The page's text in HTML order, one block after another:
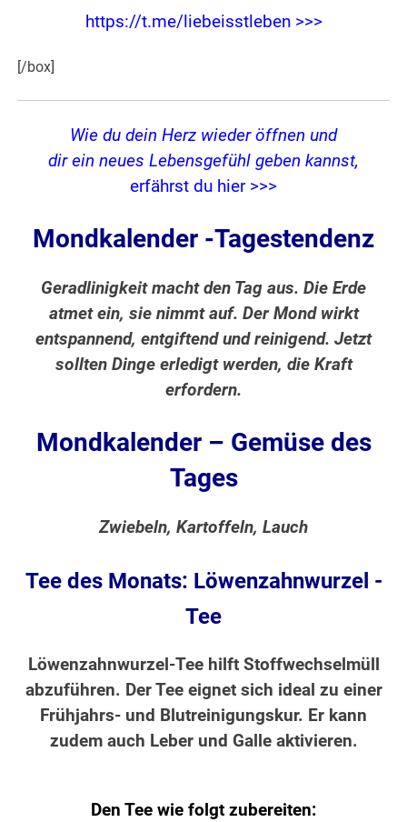
https://t.me/liebeisstleben >>>
[/box]
Wie du dein Herz wieder öffnen und
dir ein neues Lebensgefühl geben kannst,
erfährst du hier >>>
Mondkalender -Tagestendenz
Geradlinigkeit macht den Tag aus. Die Erde
atmet ein, sie nimmt auf. Der Mond wirkt
entspannend, entgiftend und reinigend. Jetzt
sollten Dinge erledigt werden, die Kraft
erfordern.
Mondkalender – Gemüse des
Tages
Zwiebeln, Kartoffeln, Lauch
Tee des Monats: Löwenzahnwurzel -
Tee
Löwenzahnwurzel-Tee hilft Stoffwechselmüll
abzuführen. Der Tee eignet sich ideal zu einer
Frühjahrs- und Blutreinigungskur. Er kann
zudem auch Leber und Galle aktivieren.
Den Tee wie folgt zubereiten: